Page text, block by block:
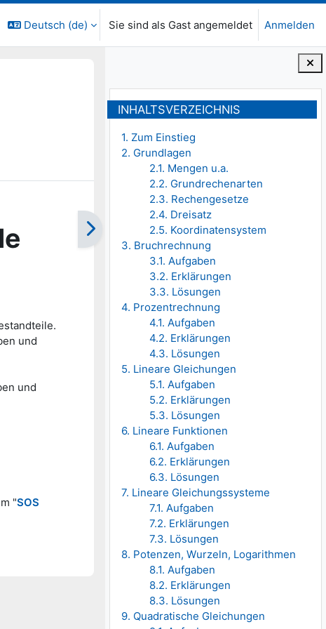
Deutsch ‎(de)‎ Sie sind als Gast angemeldet Anmelden
Blöcke
INHALTSVERZEICHNIS
1. Zum Einstieg
2. Grundlagen
2.1. Mengen u.a.
2.2. Grundrechenarten
2.3. Rechengesetze
2.4. Dreisatz
2.5. Koordinatensystem
3. Bruchrechnung
3.1. Aufgaben
3.2. Erklärungen
3.3. Lösungen
4. Prozentrechnung
4.1. Aufgaben
4.2. Erklärungen
4.3. Lösungen
5. Lineare Gleichungen
5.1. Aufgaben
5.2. Erklärungen
5.3. Lösungen
6. Lineare Funktionen
6.1. Aufgaben
6.2. Erklärungen
6.3. Lösungen
7. Lineare Gleichungssysteme
7.1. Aufgaben
7.2. Erklärungen
7.3. Lösungen
8. Potenzen, Wurzeln, Logarithmen
8.1. Aufgaben
8.2. Erklärungen
8.3. Lösungen
9. Quadratische Gleichungen
und
und
"SOS